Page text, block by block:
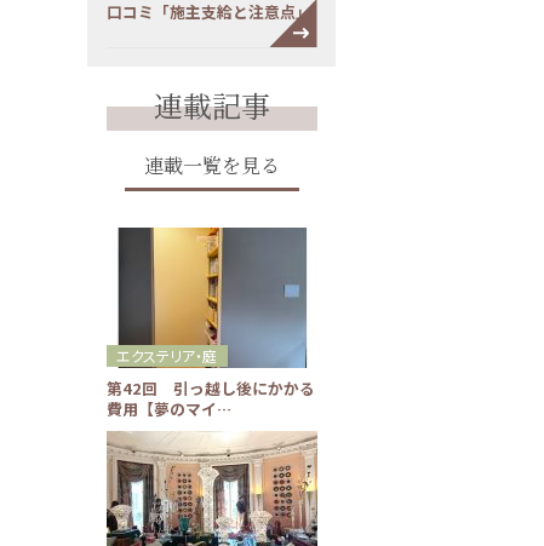
口コミ「施主支給と注意点」
連載記事
連載一覧を見る
第42回 引っ越し後にかかる
費用【夢のマイ…
エクステリア・庭